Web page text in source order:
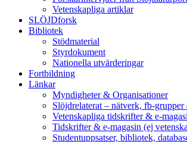
Vetenskapliga artiklar
SLÖJDforsk
Bibliotek
Stödmaterial
Styrdokument
Nationella utvärderingar
Fortbildning
Länkar
Myndigheter & Organisationer
Slöjdrelaterat – nätverk, fb-grupper
Vetenskapliga tidskrifter & e-
Tidskrifter & e-magasin (ej
Studentuppsatser, bibliotek,